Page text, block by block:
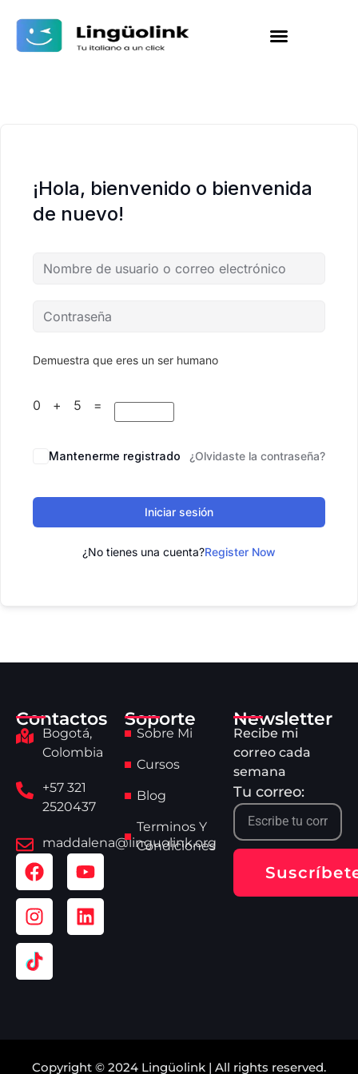
¡Hola, bienvenido o bienvenida
de nuevo!
Demuestra que eres un ser humano
0 + 5 =
Mantenerme registrado ¿Olvidaste la contraseña?
Iniciar sesión
¿No tienes una cuenta?Register Now
Contactos
Bogotá,
Colombia
+57 321
2520437
maddalena@linguolink.org
Soporte
Sobre Mi
Cursos
Blog
Terminos Y
Condiciones
Newsletter
Recibe mi
correo cada
semana
Tu correo:
Copyright © 2024 Lingüolink | All rights reserved.